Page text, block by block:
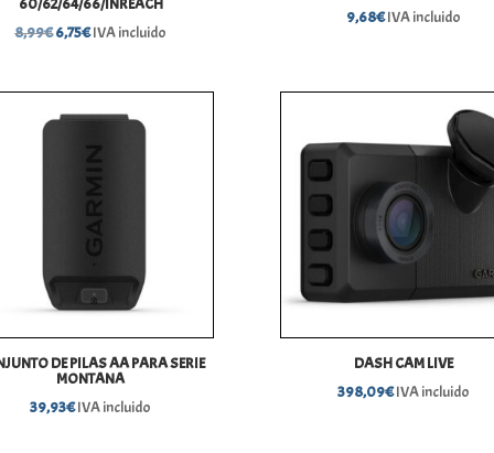
60/62/64/66/INREACH
8,99€El
6,75€ElIVA incluido
9,68€IVA incluido
DE PILAS AA PARA SERIE
MONTANA
39,93€IVA incluido
DASH CAM LIVE
398,09€IVA incluido